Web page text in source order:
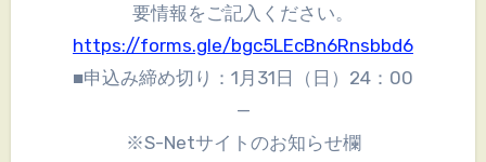
要情報をご記入ください。
https://forms.gle/bgc5LEcBn6Rnsbbd6
■申込み締め切り：1月31日（日）24：00
—
※S-Netサイトのお知らせ欄